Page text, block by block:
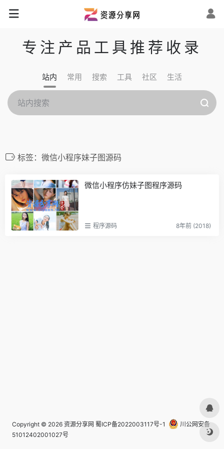
专注产品工具推荐收录
站内 常用 搜索 工具 社区 生活
标签：微信小程序妹子图源码
微信小程序仿妹子图程序源码
程序源码 8年前 (2018)
Copyright © 2026 资源分享网 蜀ICP备2022003117号-1
川公网安备
51012402001027号